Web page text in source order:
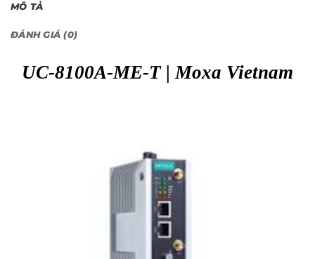
MÔ TẢ
ĐÁNH GIÁ (0)
UC-8100A-ME-T | Moxa Vietnam